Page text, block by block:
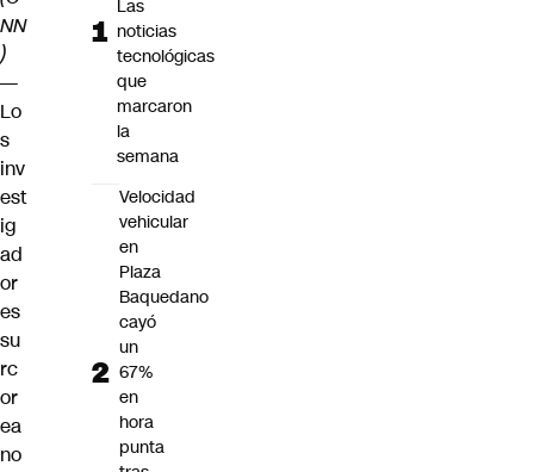
NN
)
—
Lo
s
inv
est
ig
ad
or
es
su
rc
or
ea
no
Las
noticias
tecnológicas
que
marcaron
la
semana
Velocidad
vehicular
en
Plaza
Baquedano
cayó
un
67%
en
hora
punta